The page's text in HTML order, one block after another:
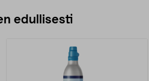
edullisesti